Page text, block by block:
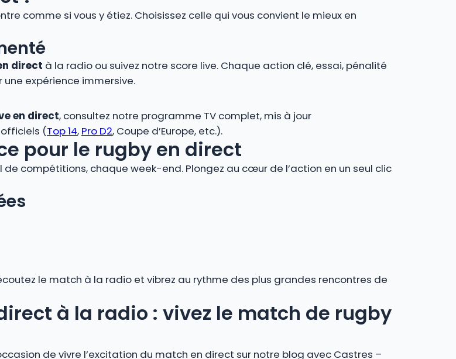
comme si vous y étiez. Choisissez celle qui vous convient le mieux en
direct à la radio ou suivez notre score live. Chaque action clé, essai, pénalité
expérience immersive.
en direct, consultez notre programme TV complet, mis à jour
(Top 14, Pro D2, Coupe d’Europe, etc.).
pour le rugby en direct
compétitions, chaque week-end. Plongez au cœur de l’action en un seul clic
le match à la radio et vibrez au rythme des plus grandes rencontres de
à la radio : vivez le match de rugby
de vivre l’excitation du match en direct sur notre blog avec Castres –